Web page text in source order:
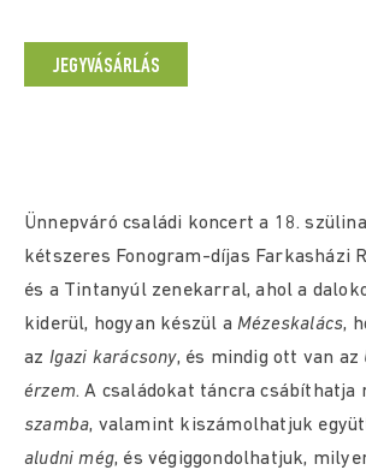
JEGYVÁSÁRLÁS
Ünnepváró családi koncert a 18.
kétszeres Fonogram-díjas Farkasházi
és a Tintanyúl zenekarral, ahol a
kiderül, hogyan készül a Mézeskalács,
az Igazi karácsony, és mindig ott van az
érzem. A családokat táncra csábíthatja
szamba, valamint kiszámolhatjuk
aludni még, és végiggondolhatjuk,